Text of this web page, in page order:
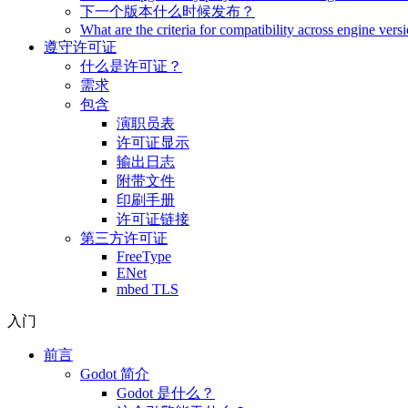
下一个版本什么时候发布？
What are the criteria for compatibility across engine
遵守许可证
什么是许可证？
需求
包含
演职员表
许可证显示
输出日志
附带文件
印刷手册
许可证链接
第三方许可证
FreeType
ENet
mbed TLS
入门
前言
Godot 简介
Godot 是什么？